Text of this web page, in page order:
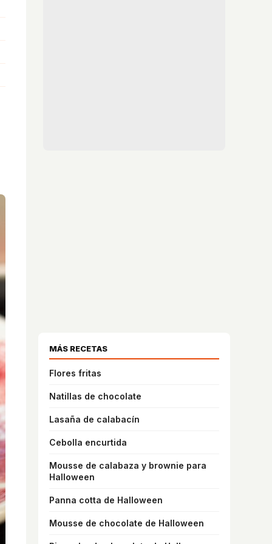
MÁS RECETAS
Flores fritas
Natillas de chocolate
Lasaña de calabacín
Cebolla encurtida
Mousse de calabaza y brownie para
Halloween
Panna cotta de Halloween
Mousse de chocolate de Halloween